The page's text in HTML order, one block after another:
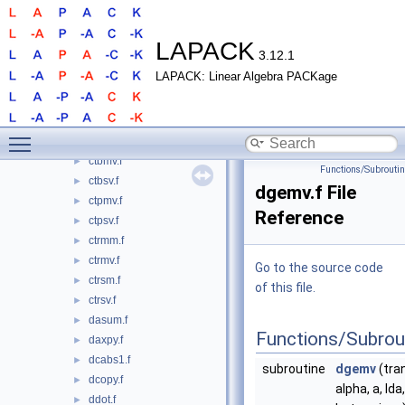
LAPACK 3.12.1
LAPACK: Linear Algebra PACKage
csrot.f
csscal.f
► cswap.f
► csymm.f
csyr2k.f
► ctbmv.f
► ctbsv.f
► ctpmv.f
► ctpsv.f
► ctrmm.f
► ctrmv.f
► ctrsm.f
► ctrsv.f
► dasum.f
► daxpy.f
► dcabs1.f
► dcopy.f
► ddot.f
Functions/
dgemv.f File
Reference
Go to the source code
of this file.
Functions/
subroutine dgemv
alpha, a,